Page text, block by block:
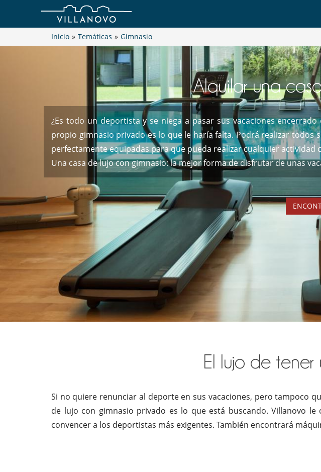
Inicio » Temáticas » Gimnasio
Alquilar una
¿Es todo un deportista y se niega a pasar sus vacaciones
propio gimnasio privado es lo que le haría falta. Podrá realizar todos
perfectamente equipadas para que pueda realizar cualquier actividad
Una casa de lujo con gimnasio: la mejor forma de disfrutar de unas
El lujo de
Si no quiere renunciar al deporte en sus vacaciones, pero tampoco
de lujo con gimnasio privado es lo que está buscando. Villanovo
convencer a los deportistas más exigentes. También encontrará